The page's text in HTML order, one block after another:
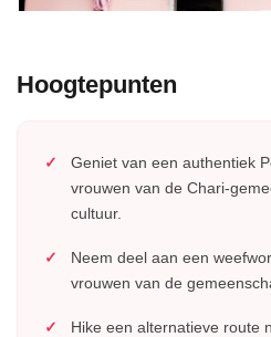
Hoogtepunten
Geniet van een authentiek
vrouwen van de Chari-
cultuur.
Neem deel aan een
vrouwen van de
Hike een alternatieve route